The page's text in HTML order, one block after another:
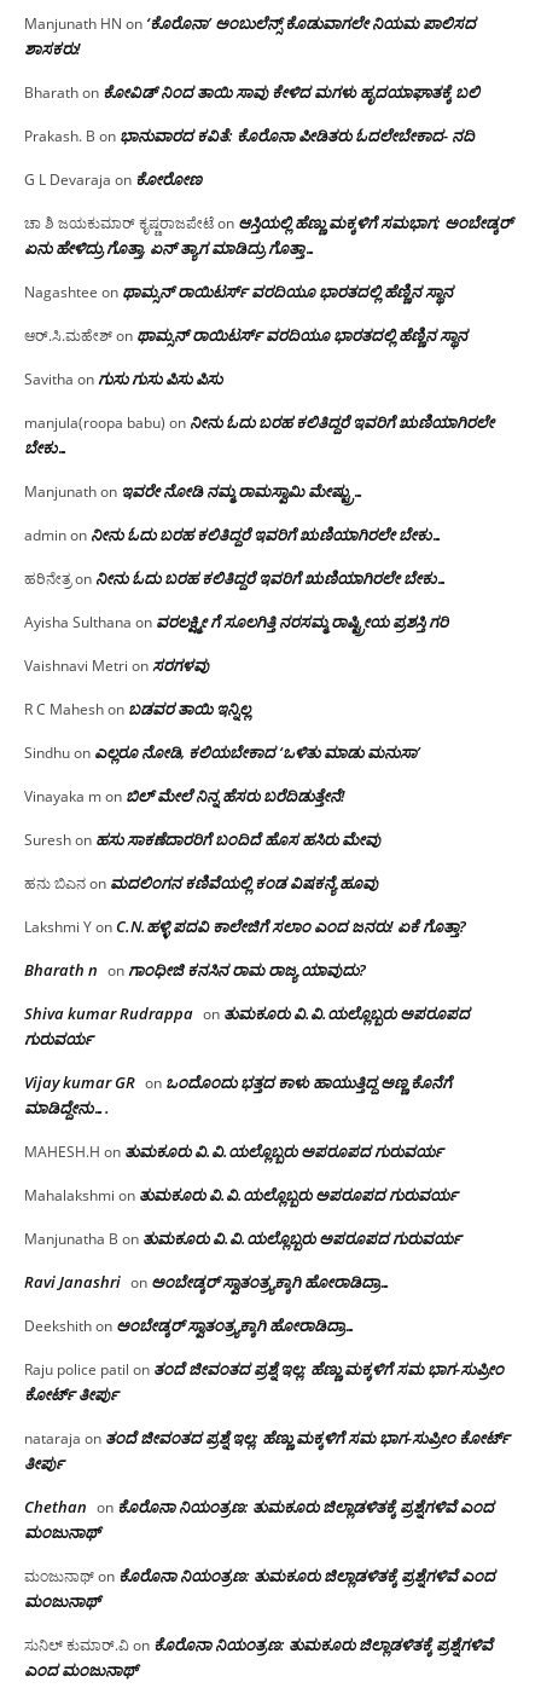
Manjunath HN on ‘ಕೊರೊನಾ’ ಅಂಬುಲೆನ್ಸ್ ಕೊಡುವಾಗಲೇ ನಿಯಮ ಪಾಲಿಸದ
ಶಾಸಕರು!
Bharathon ಕೋವಿಡ್ ನಿಂದ ತಾಯಿ ಸಾವು ಕೇಳಿದ ಮಗಳು ಹೃದಯಾಘಾತಕ್ಕೆ ಬಲಿ
Prakash. B on ಭಾನುವಾರದ ಕವಿತೆ: ಕೊರೊನಾ ಪೀಡಿತರು ಓದಲೇಬೇಕಾದ- ನದಿ
G L Devaraja on ಕೋರೋಣ
ಚಾ ಶಿ ಜಯಕುಮಾರ್ ಕೃಷ್ಣರಾಜಪೇಟೆon ಆಸ್ತಿಯಲ್ಲಿ ಹೆಣ್ಣು ಮಕ್ಕಳಿಗೆ ಸಮಭಾಗ; ಅಂಬೇಡ್ಕರ್
ಏನು ಹೇಳಿದ್ರು ಗೊತ್ತಾ, ಏನ್ ತ್ಯಾಗ ಮಾಡಿದ್ರು ಗೊತ್ತಾ…
Nagashtee on ಥಾಮ್ಸನ್ ರಾಯಿಟರ್ಸ್ ವರದಿಯೂ ಭಾರತದಲ್ಲಿ ಹೆಣ್ಣಿನ ಸ್ಥಾನ‌
ಆರ್.ಸಿ.ಮಹೇಶ್on ಥಾಮ್ಸನ್ ರಾಯಿಟರ್ಸ್ ವರದಿಯೂ ಭಾರತದಲ್ಲಿ ಹೆಣ್ಣಿನ ಸ್ಥಾನ‌
Savitha onಗುಸು ಗುಸು ಪಿಸು ಪಿಸು
manjula(roopa babu) on ನೀನು ಓದು ಬರಹ ಕಲಿತಿದ್ದರೆ ಇವರಿಗೆ ಋಣಿಯಾಗಿರಲೇ
ಬೇಕು…
Manjunathon ಇವರೇ‌ ನೋಡಿ‌ ನಮ್ಮ‌ ರಾಮಸ್ವಾಮಿ ಮೇಷ್ಟ್ರು…
adminon ನೀನು ಓದು ಬರಹ ಕಲಿತಿದ್ದರೆ ಇವರಿಗೆ ಋಣಿಯಾಗಿರಲೇ ಬೇಕು…
ಹರಿನೇತ್ರon ನೀನು ಓದು ಬರಹ ಕಲಿತಿದ್ದರೆ ಇವರಿಗೆ ಋಣಿಯಾಗಿರಲೇ ಬೇಕು…
Ayisha Sulthana on ವರಲಕ್ಷ್ಮೀ ಗೆ ಸೂಲಗಿತ್ತಿ ನರಸಮ್ಮ‌ ರಾಷ್ಟ್ರೀಯ ಪ್ರಶಸ್ತಿ ಗರಿ
Vaishnavi Metri onಸರಗಳವು
R C Maheshon ಬಡವರ ತಾಯಿ ಇನ್ನಿಲ್ಲ
Sindhuon ಎಲ್ಲರೂ ನೋಡಿ, ಕಲಿಯಬೇಕಾದ ‘ಒಳಿತು ಮಾಡು ಮನುಸಾ’
Vinayaka mon ಬಿಲ್ ಮೇಲೆ ನಿನ್ನ ಹೆಸರು ಬರೆದಿಡುತ್ತೇನೆ!
Sureshon ಹಸು ಸಾಕಣೆದಾರರಿಗೆ ಬಂದಿದೆ ಹೊಸ ಹಸಿರು ಮೇವು
ಹನು ಬಿಎನon ಮದಲಿಂಗನ ಕಣಿವೆಯಲ್ಲಿ ಕಂಡ ವಿಷಕನ್ಯೆ ಹೂವು
Lakshmi YonC.N.ಹಳ್ಳಿ ಪದವಿ ಕಾಲೇಜಿಗೆ ಸಲಾಂ‌ ಎಂದ ಜನರು! ಏಕೆ ಗೊತ್ತಾ?
Bharath n onಗಾಂಧೀಜಿ ಕನಸಿನ ರಾಮ ರಾಜ್ಯ ಯಾವುದು?
Shiva kumar Rudrappa on ತುಮಕೂರು‌ ವಿ.ವಿ.ಯಲ್ಲೊಬ್ಬರು ಅಪರೂಪದ
ಗುರುವರ್ಯ
Vijay kumar GR on ಒಂದೊಂದು ಭತ್ತದ ಕಾಳು ಹಾಯುತ್ತಿದ್ದ ಅಣ್ಣ ಕೊನೆಗೆ
ಮಾಡಿದ್ದೇನು….
MAHESH.H on ತುಮಕೂರು‌ ವಿ.ವಿ.ಯಲ್ಲೊಬ್ಬರು ಅಪರೂಪದ ಗುರುವರ್ಯ
Mahalakshmi on ತುಮಕೂರು‌ ವಿ.ವಿ.ಯಲ್ಲೊಬ್ಬರು ಅಪರೂಪದ ಗುರುವರ್ಯ
Manjunatha B on ತುಮಕೂರು‌ ವಿ.ವಿ.ಯಲ್ಲೊಬ್ಬರು ಅಪರೂಪದ ಗುರುವರ್ಯ
Ravi Janashri on ಅಂಬೇಡ್ಕರ್ ಸ್ವಾತಂತ್ರ್ಯಕ್ಕಾಗಿ ಹೋರಾಡಿದ್ರಾ…
Deekshithon ಅಂಬೇಡ್ಕರ್ ಸ್ವಾತಂತ್ರ್ಯಕ್ಕಾಗಿ ಹೋರಾಡಿದ್ರಾ…
Raju police patil on ತಂದೆ ಜೀವಂತದ ಪ್ರಶ್ನೆ ಇಲ್ಲ: ಹೆಣ್ಣು ಮಕ್ಕಳಿಗೆ ಸಮ ಭಾಗ-ಸುಪ್ರೀಂ
ಕೋರ್ಟ್ ತೀರ್ಪು
nataraja on ತಂದೆ ಜೀವಂತದ ಪ್ರಶ್ನೆ ಇಲ್ಲ: ಹೆಣ್ಣು ಮಕ್ಕಳಿಗೆ ಸಮ ಭಾಗ-ಸುಪ್ರೀಂ ಕೋರ್ಟ್
ತೀರ್ಪು
Chethan on ಕೊರೊನಾ ನಿಯಂತ್ರಣ: ತುಮಕೂರು ಜಿಲ್ಲಾಡಳಿತಕ್ಕೆ ಪ್ರಶ್ನೆಗಳಿವೆ ಎಂದ
ಮಂಜು‌ನಾಥ್
ಮಂಜುನಾಥ್on ಕೊರೊನಾ ನಿಯಂತ್ರಣ: ತುಮಕೂರು ಜಿಲ್ಲಾಡಳಿತಕ್ಕೆ ಪ್ರಶ್ನೆಗಳಿವೆ ಎಂದ
ಮಂಜು‌ನಾಥ್
ಸುನಿಲ್ ಕುಮಾರ್.ವಿon ಕೊರೊನಾ ನಿಯಂತ್ರಣ: ತುಮಕೂರು ಜಿಲ್ಲಾಡಳಿತಕ್ಕೆ ಪ್ರಶ್ನೆಗಳಿವೆ
ಎಂದ ಮಂಜು‌ನಾಥ್